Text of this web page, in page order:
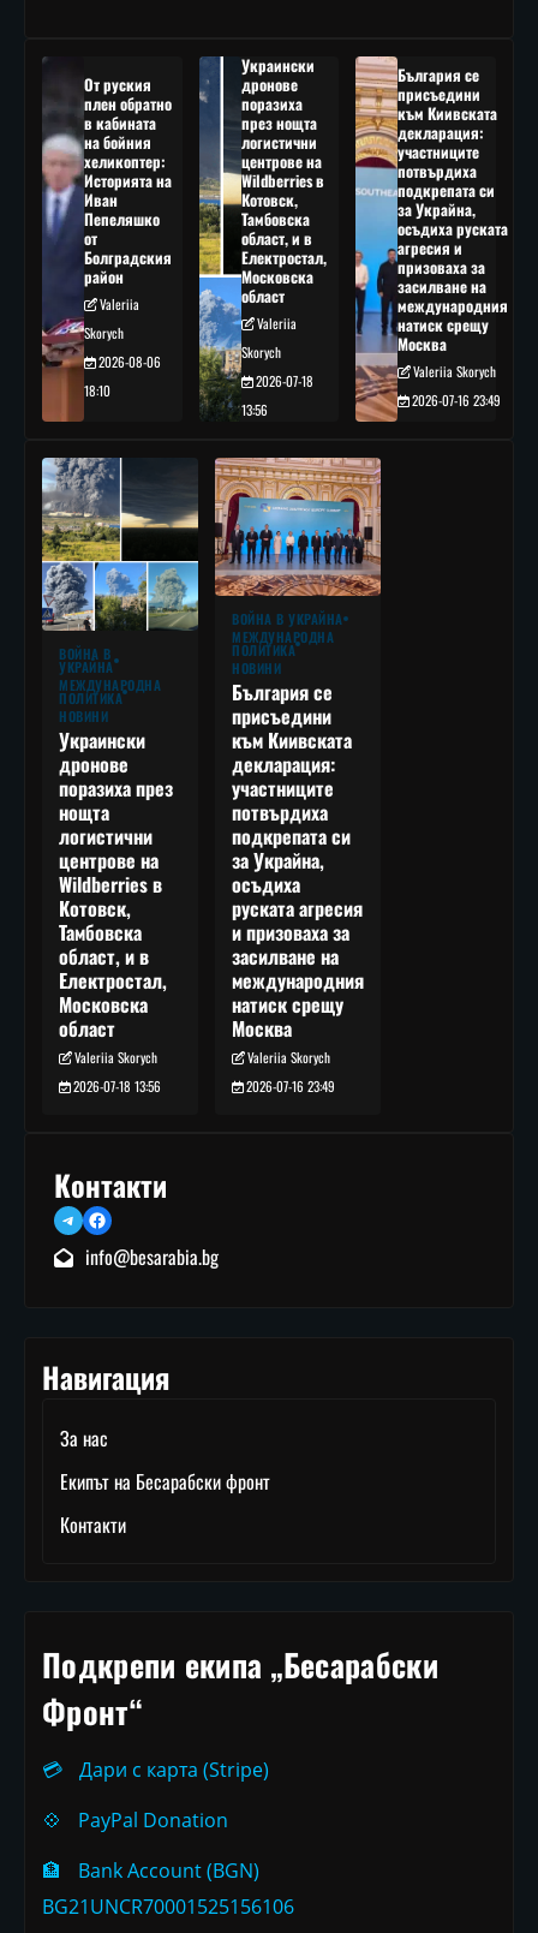
От руския
плен обратно
в кабината
на бойния
хеликоптер:
Историята на
Иван
Пепеляшко
от
Болградския
район
Valeriia
Skorych
2026-08-06
18:10
Украински
дронове
поразиха
през нощта
логистични
центрове на
Wildberries в
Котовск,
Тамбовска
област, и в
Електростал,
Московска
област
Valeriia
Skorych
2026-07-18
13:56
България се
присъедини
към Киивската
декларация:
участниците
потвърдиха
подкрепата си
за Украйна,
осъдиха руската
агресия и
призоваха за
засилване на
международния
натиск срещу
Москва
Valeriia Skorych
2026-07-16 23:49
ВОЙНА В
УКРАЙНА
МЕЖДУНАРОДНА
ПОЛИТИКА
НОВИНИ
Украински
дронове
поразиха през
нощта
логистични
центрове на
Wildberries в
Котовск,
Тамбовска
област, и в
Електростал,
Московска
област
Valeriia Skorych
2026-07-18 13:56
ВОЙНА В УКРАЙНА
МЕЖДУНАРОДНА
ПОЛИТИКА
НОВИНИ
България се
присъедини
към Киивската
декларация:
участниците
потвърдиха
подкрепата си
за Украйна,
осъдиха
руската агресия
и призоваха за
засилване на
международния
натиск срещу
Москва
Valeriia Skorych
2026-07-16 23:49
Контакти
TelegramFacebook
info@besarabia.bg
Навигация
За нас
Екипът на Бесарабски фронт
Контакти
Подкрепи екипа „Бесарабски
Фронт“
💳
Дари с карта (Stripe)
💠
PayPal Donation
🏦
Bank Account (BGN)
BG21UNCR70001525156106